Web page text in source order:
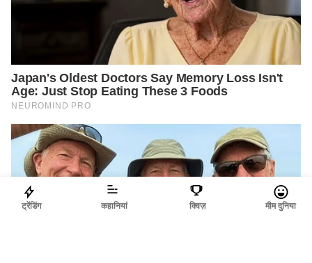
ट्रेंडिंग कहानियां क्विज़ मीम दुनिया